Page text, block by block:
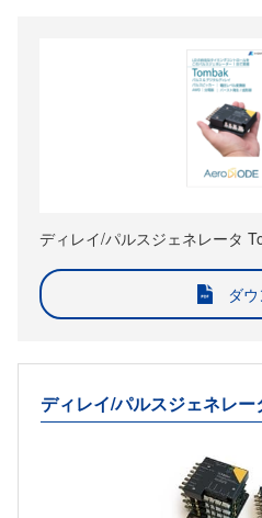
ディレイ/パルスジェネレータ
ダ
ディレイ/パルスジェネレ